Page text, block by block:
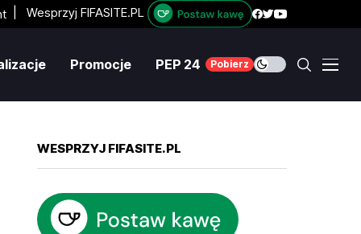
Wesprzyj FIFASITE.PL
Promocje PEP 24 Pobierz
WESPRZYJ FIFASITE.PL